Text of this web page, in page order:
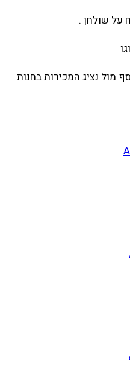
על שולחן .
מול נציג המכירות בחנות